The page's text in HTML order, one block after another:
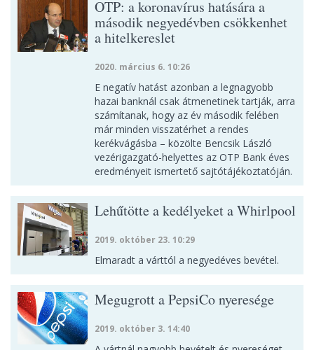
OTP: a koronavírus hatására a
második negyedévben csökkenhet
a hitelkereslet
2020. március 6. 10:26
E negatív hatást azonban a legnagyobb
hazai banknál csak átmenetinek tartják, arra
számítanak, hogy az év második felében
már minden visszatérhet a rendes
kerékvágásba – közölte Bencsik László
vezérigazgató-helyettes az OTP Bank éves
eredményeit ismertető sajtótájékoztatóján.
Lehűtötte a kedélyeket a Whirlpool
2019. október 23. 10:29
Elmaradt a várttól a negyedéves bevétel.
Megugrott a PepsiCo nyeresége
2019. október 3. 14:40